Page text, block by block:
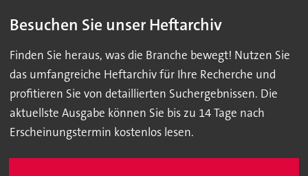
Besuchen Sie unser Heftarchiv
Finden Sie heraus, was die Branche bewegt! Nutzen Sie
das umfangreiche Heftarchiv für Ihre Recherche und
profitieren Sie von detaillierten Suchergebnissen. Die
aktuellste Ausgabe können Sie bis zu 14 Tage nach
Erscheinungstermin kostenlos lesen.